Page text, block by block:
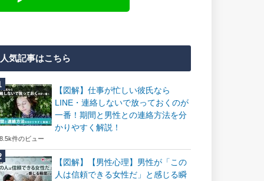
人気記事はこちら
【図解】仕事が忙しい彼氏なら
LINE・連絡しないで放っておくのが
一番！期間と男性との連絡方法を分
かりやすく解説！
件のビュー
【図解】【男性心理】男性が「この
人は信頼できる女性だ」と感じる瞬